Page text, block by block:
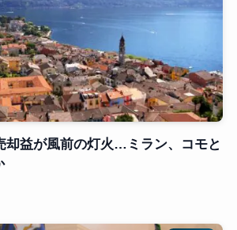
却益が風前の灯火…ミラン、コモと